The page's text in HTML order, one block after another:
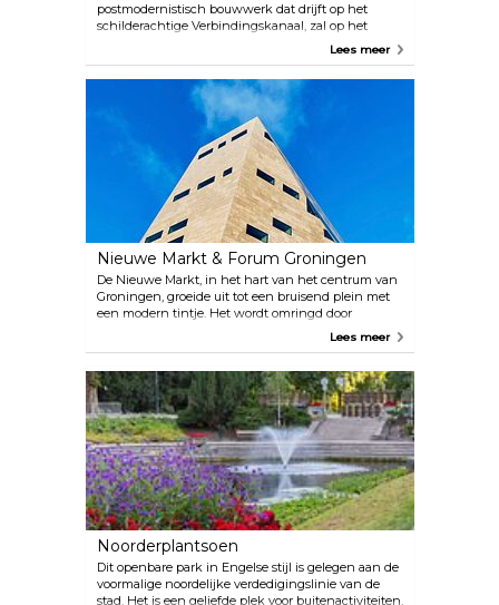
postmodernistisch bouwwerk dat drijft op het
schilderachtige Verbindingskanaal, zal op het
eerste gezicht zeker indruk op je maken. Binnen
collectie moderne kunst, met zowel lokale als
internationale talenten. Ontdek historische
evenementen, popcultuur en nog veel meer met
een groot aantal permanente en reizende
tentoonstellingen.
Lees meer
Nieuwe Markt & Forum Groningen
De Nieuwe Markt, in het hart van het centrum van
Groningen, groeide uit tot een bruisend plein met
een modern tintje. Het wordt omringd door
moderne gebouwen en historische herenhuizen
cultureel centrum met een bibliotheek, bioscoop en
geselecteerde delen van het Groninger Museum.
Lees meer
Noorderplantsoen
Dit openbare park in Engelse stijl is gelegen aan de
voormalige noordelijke verdedigingslinie van de
stad. Het is een geliefde plek voor buitenactiviteiten,